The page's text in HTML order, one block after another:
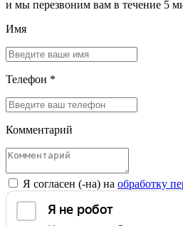
и мы перезвоним вам в течение 5
Имя
Телефон *
Комментарий
Я согласен (-на) на обработку